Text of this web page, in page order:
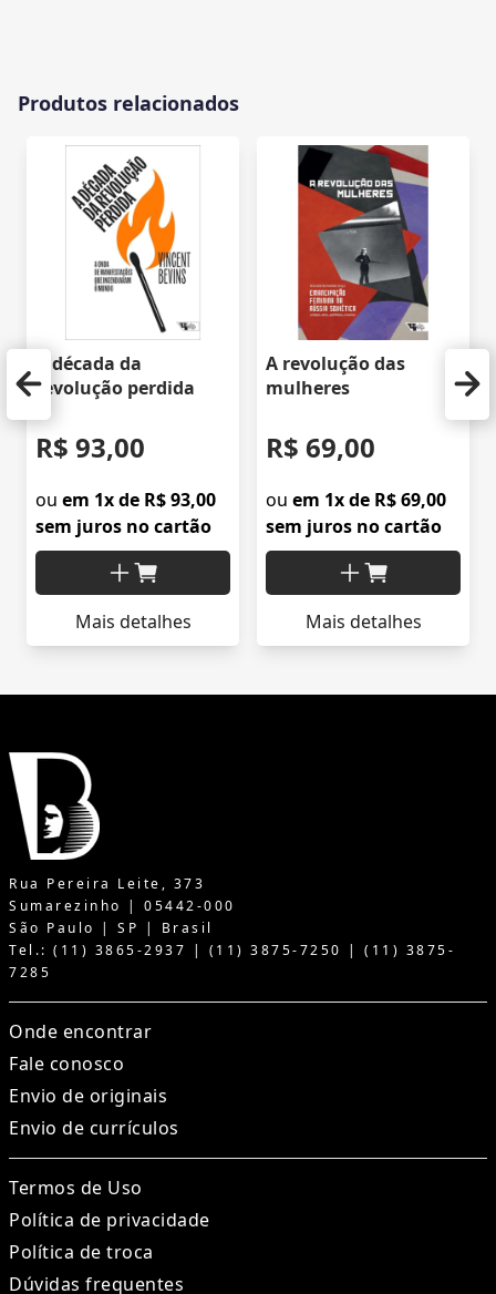
Produtos relacionados
A década da
revolução perdida
R$ 93,00
ou em 1x de R$ 93,00
sem juros no cartão
Mais detalhes
A revolução das
mulheres
R$ 69,00
ou em 1x de R$ 69,00
sem juros no cartão
Mais detalhes
Rua Pereira Leite, 373
Sumarezinho | 05442-000
São Paulo | SP | Brasil
Tel.: (11) 3865-2937 | (11) 3875-7250 | (11) 3875-
7285
Onde encontrar
Fale conosco
Envio de originais
Envio de currículos
Termos de Uso
Política de privacidade
Política de troca
Dúvidas frequentes